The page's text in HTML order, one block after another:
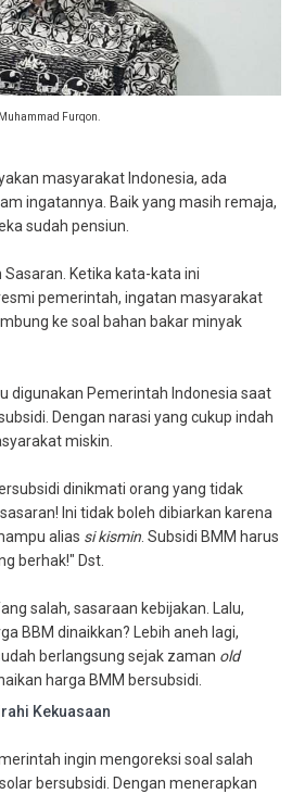
Muhammad Furqon.
masyarakat Indonesia, ada
ingatannya. Baik yang masih remaja,
sudah pensiun.
Ketika kata-kata ini
pemerintah, ingatan masyarakat
ke soal bahan bakar minyak
digunakan Pemerintah Indonesia saat
Dengan narasi yang cukup indah
miskin.
dinikmati orang yang tidak
Ini tidak boleh dibiarkan karena
alias si kismin . Subsidi BMM harus
berhak!" Dst.
salah, sasaraan kebijakan. Lalu,
BBM dinaikkan? Lebih aneh lagi,
berlangsung sejak zaman old
harga BMM bersubsidi.
Kekuasaan
ingin mengoreksi soal salah
bersubsidi. Dengan menerapkan